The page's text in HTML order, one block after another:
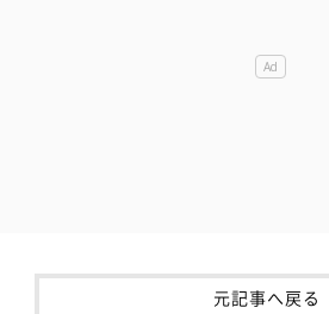
元記事へ戻る